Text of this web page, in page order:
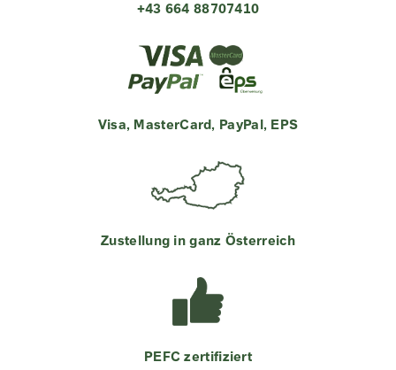
+43 664 88707410
Visa, MasterCard, PayPal, EPS
Zustellung in ganz Österreich
PEFC zertifiziert